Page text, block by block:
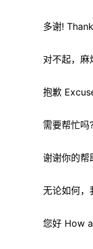
多谢!
对不起，麻
抱歉
需要帮忙吗?
谢谢你的帮
无论如何，
您好 How